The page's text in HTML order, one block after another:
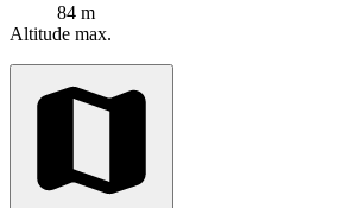
84 m
Altitude max.